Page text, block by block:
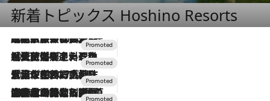
新着トピックス Hoshino Resorts
2026.7.31
【ホテル帰省】という選択肢をOMOが提案。家族とほどよい距離を保つには「昼は実家、夜は気兼ねなくホテルで！」
2026.7.24
【夏限定ディナーコース】旬を迎える稚鮎や花ズッキーニなどをイタリア・トスカーナの郷土料理の手法で満喫！
2026.7.17
「土佐和ハーブかき氷」がOMO7高知に登場！生姜、山椒、大葉など目にも舌にも涼を呼ぶ郷土の味
2026.7.10
NEW OPEN！【界 草津】名湯の地に誕生。趣の異なる2種の温泉と上州ならではの会席・蕎麦割烹など美食を味わう究極の癒やし旅